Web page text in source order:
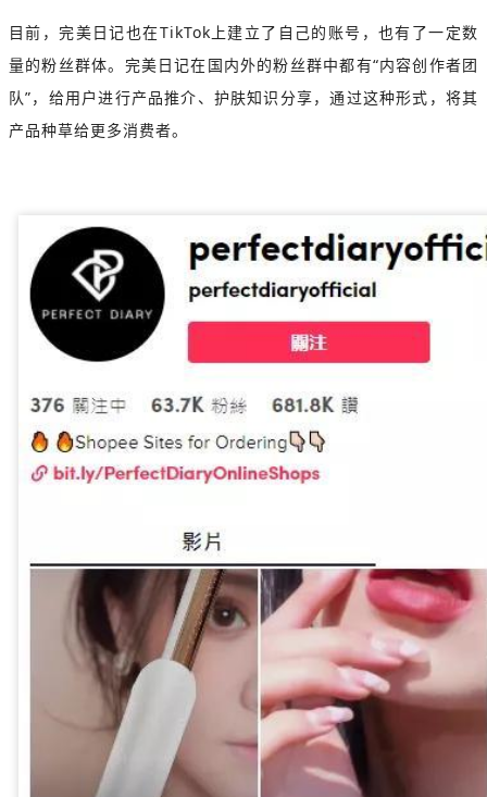
目前，完美日记也在TikTok上建立了自己的账号，也有了一定数
量的粉丝群体。完美日记在国内外的粉丝群中都有“内容创作者团
队”，给用户进行产品推介、护肤知识分享，通过这种形式，将其
产品种草给更多消费者。